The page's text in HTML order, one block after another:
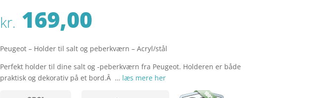
kr. 169,00
Peugeot – Holder til salt og peberkværn – Acryl/stål
Perfekt holder til dine salt og -peberkværn fra Peugeot. Holderen er både
praktisk og dekorativ på et bord.Â … læs mere her